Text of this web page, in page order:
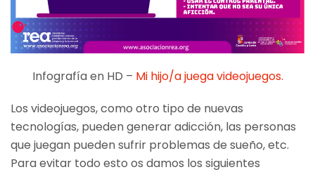
Infografía en HD – Mi hijo/a juega videojuegos.
Los videojuegos, como otro tipo de nuevas
tecnologías, pueden generar adicción, las personas
que juegan pueden sufrir problemas de sueño, etc.
Para evitar todo esto os damos los siguientes